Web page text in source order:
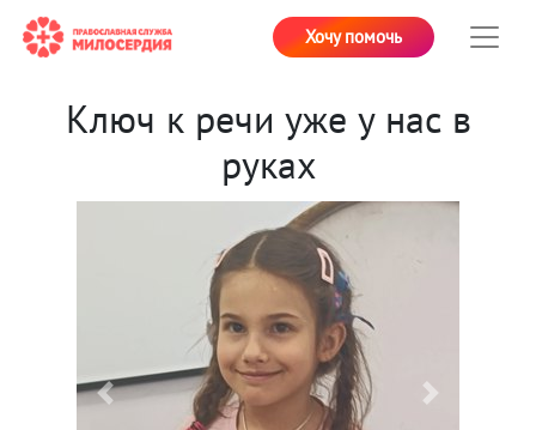
Хочу помочь
Ключ к речи уже у нас в
руках
Previous Next